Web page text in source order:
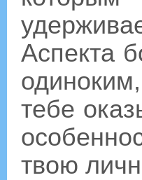
Аспекта
тебе
твою